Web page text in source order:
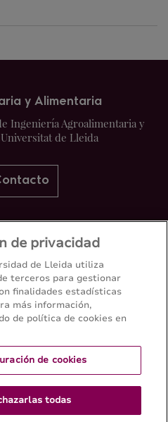
y Alimentaria
Ingeniería Agroalimentaria y
de Lleida
de privacidad
de Lleida utiliza
terceros para gestionar
finalidades estadísticas
más información,
de política de cookies en
de cookies
todas